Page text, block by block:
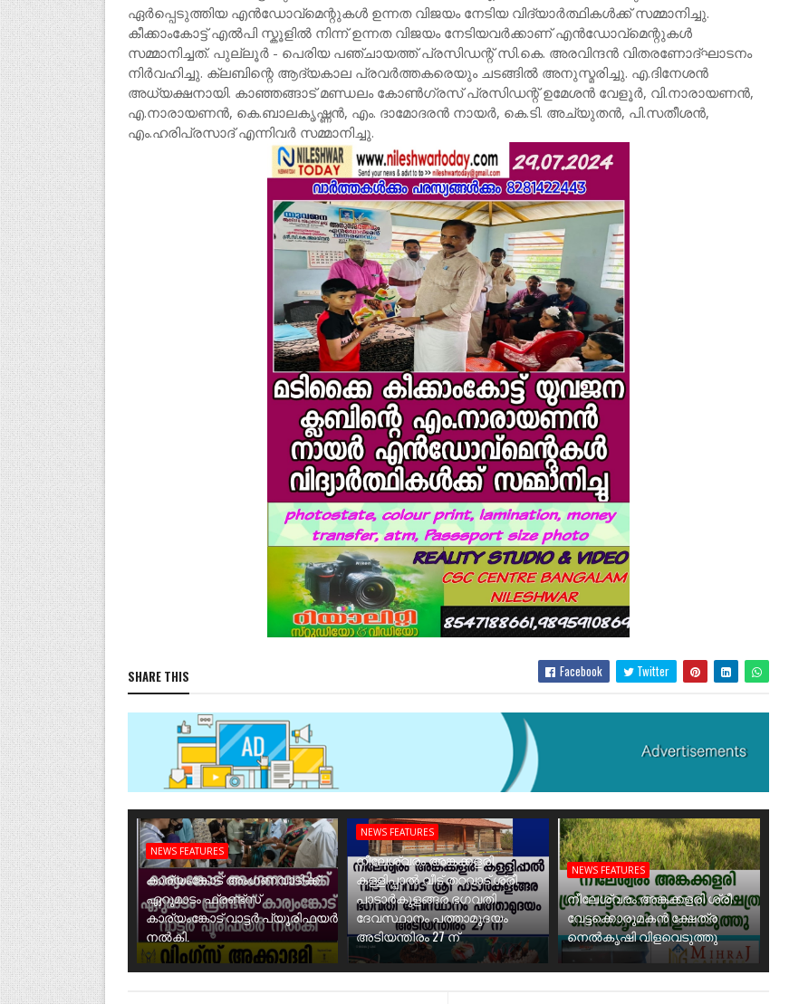
ഏർപ്പെടുത്തിയ എൻഡോവ്മെന്റുകൾ ഉന്നത വിജയം നേടിയ വിദ്യാർത്ഥികൾക്ക് സമ്മാനിച്ചു.
കീക്കാംകോട്ട് എൽപി സ്കൂളിൽ നിന്ന് ഉന്നത വിജയം നേടിയവർക്കാണ് എൻഡോവ്മെന്റുകൾ
സമ്മാനിച്ചത്. പുല്ലൂർ - പെരിയ പഞ്ചായത്ത് പ്രസിഡന്റ് സി.കെ. അരവിന്ദൻ വിതരണോദ്ഘാടനം
നിർവഹിച്ചു. ക്ലബിന്റെ ആദ്യകാല പ്രവർത്തകരെയും ചടങ്ങിൽ അനുസ്മരിച്ചു. എ.ദിനേശൻ
അധ്യക്ഷനായി. കാഞ്ഞങ്ങാട് മണ്ഡലം കോൺഗ്രസ് പ്രസിഡന്റ് ഉമേശൻ വേളൂർ, വി.നാരായണൻ,
എ.നാരായണൻ, കെ.ബാലകൃഷ്ണൻ, എം. ദാമോദരൻ നായർ, കെ.ടി. അച്യുതൻ, പി.സതീശൻ,
എം.ഹരിപ്രസാദ് എന്നിവർ സമ്മാനിച്ചു.
SHARE THIS Facebook Twitter
NEWS FEATURES
കാര്യംങ്കോട് അംഗണവാടിക്ക്
ഏറുമാടം ഫ്രണ്ട്സ്
കാര്യംങ്കോട് വാട്ടർ പ്യൂരിഫയർ
നൽകി.
NEWS FEATURES
നീലേശ്വരം അങ്കക്കളരി
കള്ളിപ്പാൽ വീട് തറവാട് ശ്രീ
പാടാർകുളങ്ങര ഭഗവതി
ദേവസ്ഥാനം പത്താമുദയം
അടിയന്തിരം 27 ന്
NEWS FEATURES
നീലേശ്വരം അങ്കക്കളരി ശ്രീ
വേട്ടക്കൊരുമകൻ ക്ഷേത്ര
നെൽകൃഷി വിളവെടുത്തു